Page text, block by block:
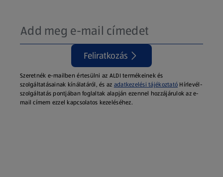
Feliratkozás
Szeretnék e-mailben értesülni az ALDI termékeinek és
szolgáltatásainak kínálatáról, és az adatkezelési tájékoztató Hírlevél-
szolgáltatás pontjában foglaltak alapján ezennel hozzájárulok az e-
mail címem ezzel kapcsolatos kezeléséhez.